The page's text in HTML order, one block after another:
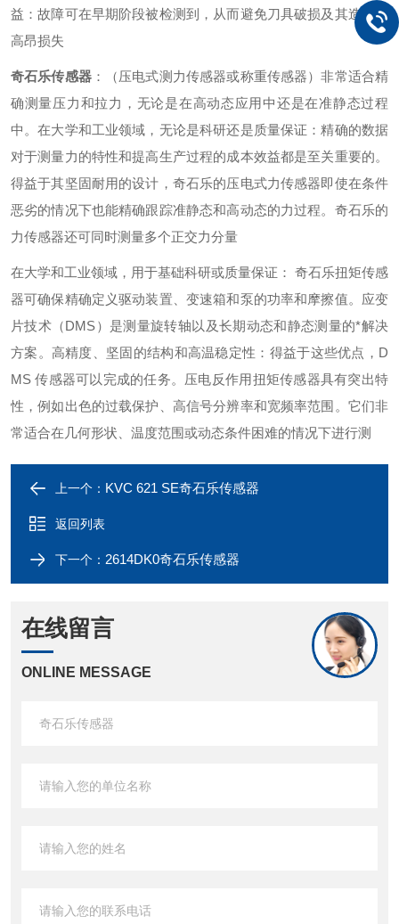
益：故障可在早期阶段被检测到，从而避免刀具破损及其造成的
高昂损失
奇石乐传感器：（压电式测力传感器或称重传感器）非常适合精
确测量压力和拉力，无论是在高动态应用中还是在准静态过程
中。在大学和工业领域，无论是科研还是质量保证：精确的数据
对于测量力的特性和提高生产过程的成本效益都是至关重要的。
得益于其坚固耐用的设计，奇石乐的压电式力传感器即使在条件
恶劣的情况下也能精确跟踪准静态和高动态的力过程。奇石乐的
力传感器还可同时测量多个正交力分量
在大学和工业领域，用于基础科研或质量保证： 奇石乐扭矩传感
器可确保精确定义驱动装置、变速箱和泵的功率和摩擦值。应变
片技术（DMS）是测量旋转轴以及长期动态和静态测量的*解决
方案。高精度、坚固的结构和高温稳定性：得益于这些优点，D
MS 传感器可以完成的任务。压电反作用扭矩传感器具有突出特
性，例如出色的过载保护、高信号分辨率和宽频率范围。它们非
常适合在几何形状、温度范围或动态条件困难的情况下进行测
上一个： KVC 621 SE奇石乐传感器
返回列表
下一个： 2614DK0奇石乐传感器
在线留言
ONLINE MESSAGE